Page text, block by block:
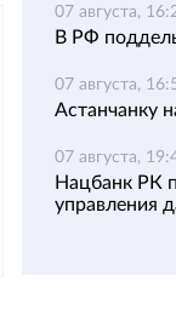
07 августа,
В РФ
07 августа,
Астанчанку
07 августа,
Нацбанк РК
управления